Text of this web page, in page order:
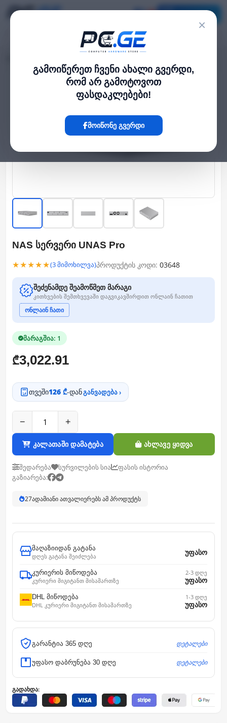
×
გამოიწერეთ ჩვენი ახალი გვერდი,
რომ არ გამოტოვოთ
ფასდაკლებები!
მოიწონე გვერდი
NAS სერვერი UNAS Pro
★★★★★(3 მიმოხილვა)პროდუქტის კოდი: 03648
შეძენამდე შეამოწმეთ მარაგი
კითხვების შემთხვევაში დაგვიკავშირდით ონლაინ ჩათით
ონლაინ ჩათი
მარაგშია: 1
₾3,022.91
თვეში126 ₾-დანგანვადება ›
− +
კალათაში დამატება ახლავე ყიდვა
შედარება სურვილების სია
ფასის ისტორია
გაზიარება:
27ადამიანი ათვალიერებს ამ პროდუქტს
მაღაზიიდან გატანა
დღეს გატანა შეიძლება
უფასო
კურიერის მიწოდება
კურიერი მიგიტანთ მისამართზე
2-3 დღე
უფასო
DHL მიწოდება
DHL კურიერი მიგიტანთ მისამართზე
1-3 დღე
უფასო
გარანტია 365 დღე დეტალები
უფასო დაბრუნება 30 დღე დეტალები
გადახდა: